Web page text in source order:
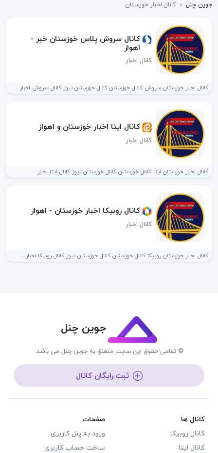
جوین چنل › کانال اخبار خوزستان
کانال سروش پلاس خوزستان خبر -
اهواز
کانال اخبار
کانال اخبار خوزستان سروش کانال خوزستان کانال خوزستان نیوز کانال سروش اخبار...
کانال ایتا اخبار خوزستان و اهواز
کانال اخبار
کانال اخبار خوزستان ایتا کانال خوزستان کانال خوزستان نیوز کانال ایتا اخبار...
کانال روبیکا اخبار خوزستان - اهواز
کانال اخبار
کانال اخبار خوزستان روبیکا کانال خوزستان کانال خوزستان نیوز کانال روبیکا اخبار...
جوین چنل
© تمامی حقوق این سایت متعلق به جوین چنل می باشد.
ثبت رایگان کانال
کانال ها
کانال روبیکا
کانال ایتا
صفحات
ورود به پنل کاربری
ساخت حساب کاربری